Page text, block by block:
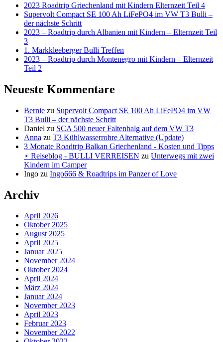
2023 Roadtrip Griechenland mit Kindern Elternzeit Teil 4
Supervolt Compact SE 100 Ah LiFePO4 im VW T3 Bulli –
der nächste Schritt
2023 – Roadtrip durch Albanien mit Kindern – Elternzeit Teil
3
1. Markkleeberger Bulli Treffen
2023 – Roadtrip durch Montenegro mit Kindern – Elternzeit
Teil 2
Neueste Kommentare
Bernie zu Supervolt Compact SE 100 Ah LiFePO4 im VW
T3 Bulli – der nächste Schritt
Daniel zu SCA 500 neuer Faltenbalg auf dem VW T3
Anna zu T3 Kühlwasserrohre Alternative (Update)
3 Monate Roadtrip Balkan Griechenland - Kosten und Tipps
⋆ Reiseblog - BULLI VERREISEN zu Unterwegs mit zwei
Kindern im Camper
Ingo zu Ingo666 & Roadtrips im Panzer of Love
Archiv
April 2026
Oktober 2025
August 2025
April 2025
Januar 2025
November 2024
Oktober 2024
April 2024
März 2024
Januar 2024
November 2023
April 2023
Februar 2023
November 2022